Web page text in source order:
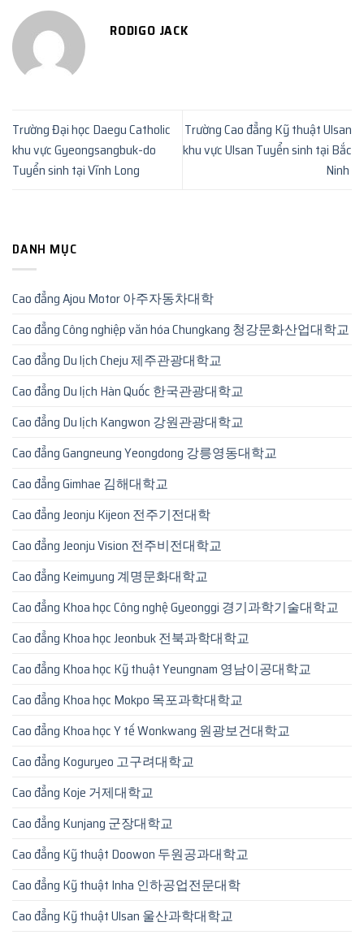
RODIGO JACK
Trường Đại học Daegu Catholic
khu vực Gyeongsangbuk-do
Tuyển sinh tại Vĩnh Long
Trường Cao đẳng Kỹ thuật Ulsan
khu vực Ulsan Tuyển sinh tại Bắc
Ninh
DANH MỤC
Cao đẳng Ajou Motor 아주자동차대학
Cao đẳng Công nghiệp văn hóa Chungkang 청강문화산업대학교
Cao đẳng Du lịch Cheju 제주관광대학교
Cao đẳng Du lịch Hàn Quốc 한국관광대학교
Cao đẳng Du lịch Kangwon 강원관광대학교
Cao đẳng Gangneung Yeongdong 강릉영동대학교
Cao đẳng Gimhae 김해대학교
Cao đẳng Jeonju Kijeon 전주기전대학
Cao đẳng Jeonju Vision 전주비전대학교
Cao đẳng Keimyung 계명문화대학교
Cao đẳng Khoa học Công nghệ Gyeonggi 경기과학기술대학교
Cao đẳng Khoa học Jeonbuk 전북과학대학교
Cao đẳng Khoa học Kỹ thuật Yeungnam 영남이공대학교
Cao đẳng Khoa học Mokpo 목포과학대학교
Cao đẳng Khoa học Y tế Wonkwang 원광보건대학교
Cao đẳng Koguryeo 고구려대학교
Cao đẳng Koje 거제대학교
Cao đẳng Kunjang 군장대학교
Cao đẳng Kỹ thuật Doowon 두원공과대학교
Cao đẳng Kỹ thuật Inha 인하공업전문대학
Cao đẳng Kỹ thuật Ulsan 울산과학대학교